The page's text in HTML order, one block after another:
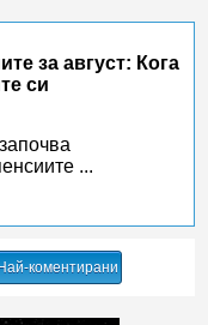
за август: Кога
си
...
Най-коментирани